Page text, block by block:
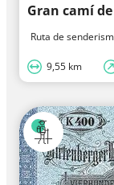
Gran camí
Ruta de
9,55 km